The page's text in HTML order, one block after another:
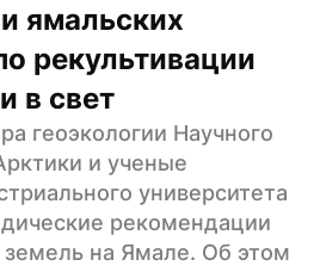
ямальских
рекультивации
в свет
геоэкологии Научного
и ученые
университета
рекомендации
земель на Ямале. Об этом